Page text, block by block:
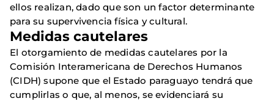
ellos realizan, dado que son un factor determinante
para su supervivencia física y cultural.
Medidas cautelares
El otorgamiento de medidas cautelares por la
Comisión Interamericana de Derechos Humanos
(CIDH) supone que el Estado paraguayo tendrá que
cumplirlas o que, al menos, se evidenciará su